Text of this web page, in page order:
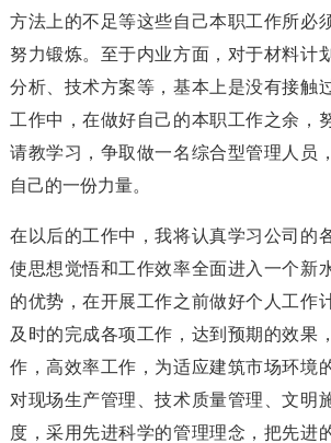
方法上的不足等这些自己本职工作所必
努力锻炼。至于内业方面，对于材料计
分析、技术方案等，基本上是没有接触
工作中，在做好自己的本职工作之余，
请教学习，争取做一名综合型管理人员
自己的一份力量。
在以后的工作中，我将认真学习公司的
使思想觉悟和工作效率全面进入一个新
的优势，在开展工作之前做好个人工作
及时的完成各项工作，达到预期的效果
作，高效率工作，为适应建筑市场环境
对现场生产管理、技术质量管理、文明
度，采用先进科学的管理理念，把先进